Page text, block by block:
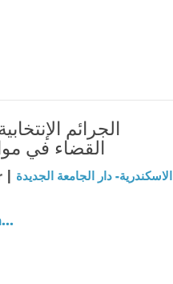
الجرائم
القضاء في
| الاسكندرية- دار الجامعة الجديدة